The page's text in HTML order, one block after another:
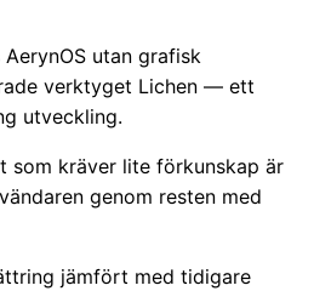
utan grafisk
verktyget Lichen — ett
utveckling.
som kräver lite förkunskap är
genom resten med
jämfört med tidigare